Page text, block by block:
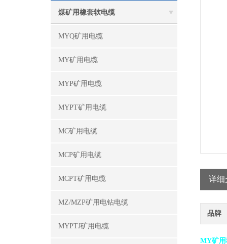
煤矿用橡套软电缆
MYQ矿用电缆
MY矿用电缆
MYP矿用电缆
MYPT矿用电缆
MC矿用电缆
MCP矿用电缆
MCPT矿用电缆
MZ/MZP矿用电钻电缆
MYPTJ矿用电缆
详细
品牌
MY矿用